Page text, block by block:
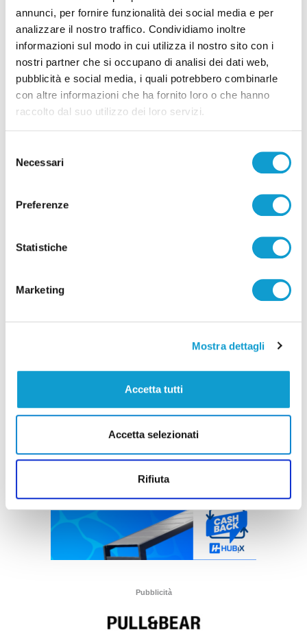
annunci, per fornire funzionalità dei social media e per
analizzare il nostro traffico. Condividiamo inoltre
informazioni sul modo in cui utilizza il nostro sito con i
nostri partner che si occupano di analisi dei dati web,
pubblicità e social media, i quali potrebbero combinarle
con altre informazioni che ha fornito loro o che hanno
raccolto dal suo utilizzo dei loro servizi.
delNecessari
Preferenze
Statistiche
Marketing
Mostra dettagli
Accetta tutti
Accetta selezionati
Rifiuta
di Pierluigi Dorotei
Pubblicità